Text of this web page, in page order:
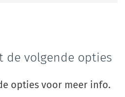
de volgende opties
opties voor meer info.